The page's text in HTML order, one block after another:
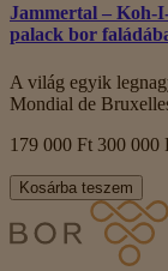
Jammertal – Koh-
palack bor
A világ egyik
Mondial de
179 000 Ft 300 000
Kosárba teszem